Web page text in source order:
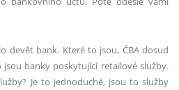
devět bank. Které to jsou, ČBA dosud
jsou banky poskytující retailové služby.
Je to jednoduché, jsou to služby